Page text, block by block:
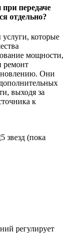
передаче
отдельно?
которые
мощности,
ремонт
Они
выходя за
к
(пока